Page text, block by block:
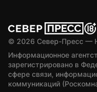
© 2026 Север-Пресс —
Информационное
зарегистрировано в
сфере связи,
коммуникаций